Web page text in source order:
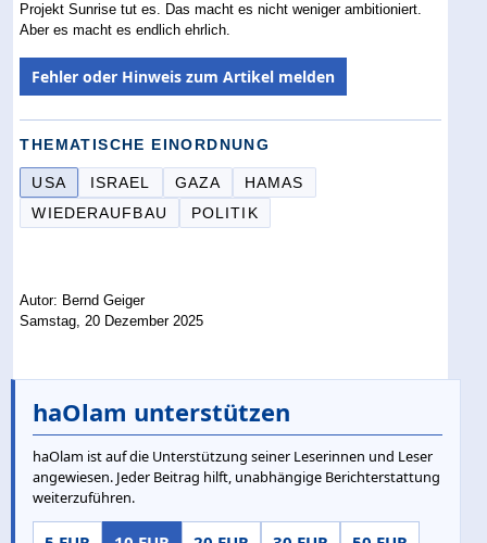
Projekt Sunrise tut es. Das macht es nicht weniger ambitioniert.
Aber es macht es endlich ehrlich.
Fehler oder Hinweis zum Artikel melden
THEMATISCHE EINORDNUNG
USA ISRAEL GAZA
HAMAS
WIEDERAUFBAU
POLITIK
Autor: Bernd Geiger
Samstag, 20 Dezember 2025
haOlam unterstützen
haOlam ist auf die Unterstützung seiner Leserinnen und Leser
angewiesen. Jeder Beitrag hilft, unabhängige Berichterstattung
weiterzuführen.